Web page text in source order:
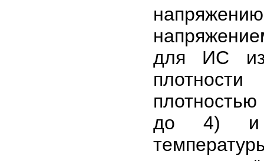
для ИС
до 4) и